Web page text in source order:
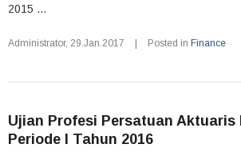
2015 ...
Administrator, 29.Jan.2017 Posted in Finance
Ujian Profesi Persatuan Aktuaris
Periode I Tahun 2016